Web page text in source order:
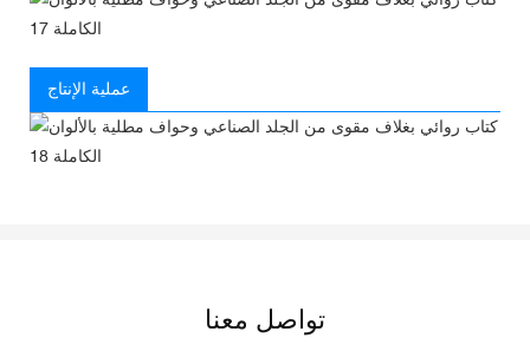
عملية الإنتاج
تواصل معنا